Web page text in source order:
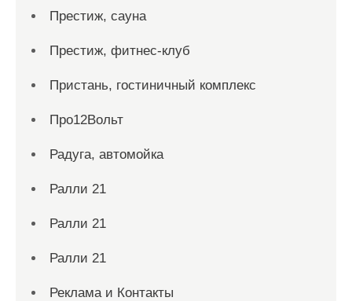
Престиж, сауна
Престиж, фитнес-клуб
Пристань, гостиничный комплекс
Про12Вольт
Радуга, автомойка
Ралли 21
Ралли 21
Ралли 21
Реклама и Контакты